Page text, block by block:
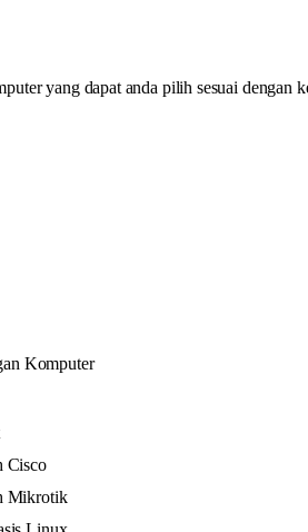
yang dapat anda pilih sesuai dengan
Komputer
Cisco
Mikrotik